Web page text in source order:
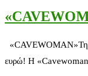
ευρώ! H